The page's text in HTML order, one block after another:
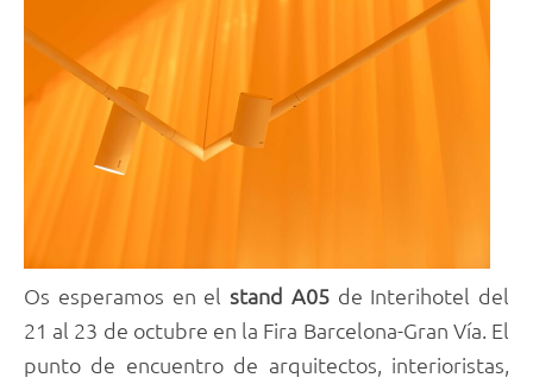
Os esperamos en el stand A05de Interihotel del
21 al 23 de octubre en la Fira Barcelona-Gran Vía. El
punto de encuentro de arquitectos, interioristas,